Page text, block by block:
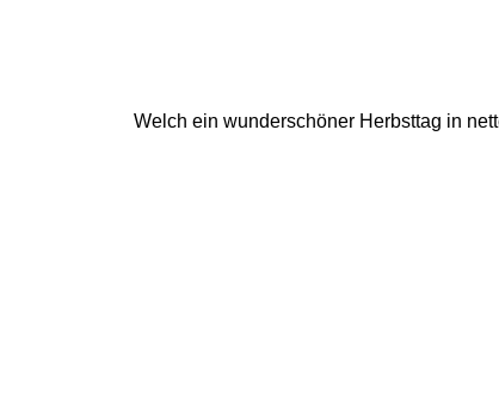
Welch ein wunderschöner Herbsttag in